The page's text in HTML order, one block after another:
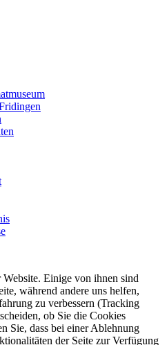
Einige von ihnen sind
während andere uns helfen,
zu verbessern (Tracking
ob Sie die Cookies
Sie, dass bei einer Ablehnung
der Seite zur Verfügung